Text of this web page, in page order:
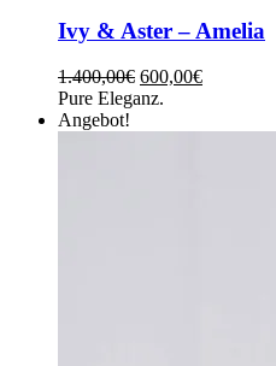
Ivy & Aster – Amelia
1.400,00€ 600,00€
Pure Eleganz.
Angebot!